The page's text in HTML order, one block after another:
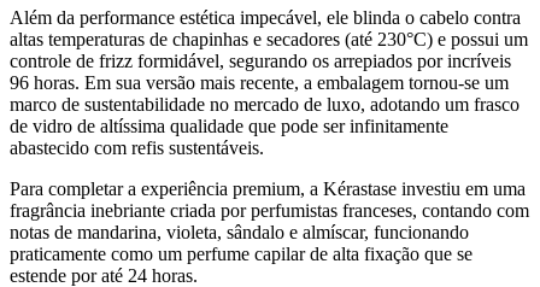
Além da performance estética impecável, ele blinda o cabelo contra
altas temperaturas de chapinhas e secadores (até 230°C) e possui um
controle de frizz formidável, segurando os arrepiados por incríveis
96 horas. Em sua versão mais recente, a embalagem tornou-se um
marco de sustentabilidade no mercado de luxo, adotando um frasco
de vidro de altíssima qualidade que pode ser infinitamente
abastecido com refis sustentáveis.
Para completar a experiência premium, a Kérastase investiu em uma
fragrância inebriante criada por perfumistas franceses, contando com
notas de mandarina, violeta, sândalo e almíscar, funcionando
praticamente como um perfume capilar de alta fixação que se
estende por até 24 horas.